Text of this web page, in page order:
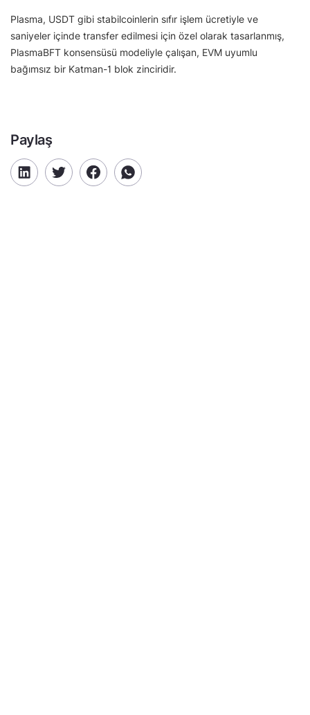
Plasma, USDT gibi stabilcoinlerin sıfır işlem ücretiyle ve
saniyeler içinde transfer edilmesi için özel olarak tasarlanmış,
PlasmaBFT konsensüsü modeliyle çalışan, EVM uyumlu
bağımsız bir Katman-1 blok zinciridir.
Paylaş